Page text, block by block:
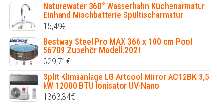
Naturewater 360° Wasserhahn Küchenarmatur
Einhand Mischbatterie Spültischarmatur
15,49€
Bestway Steel Pro MAX 366 x 100 cm Pool
56709 Zubehör Modell.2021
329,71€
Split Klimaanlage LG Artcool Mirror AC12BK 3,5
kW 12000 BTU Ionisator UV-Nano
1363,34€